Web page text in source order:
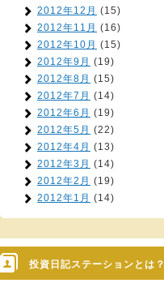
2012年12月 (15)
2012年11月 (16)
2012年10月 (15)
2012年9月 (19)
2012年8月 (15)
2012年7月 (14)
2012年6月 (19)
2012年5月 (22)
2012年4月 (13)
2012年3月 (14)
2012年2月 (19)
2012年1月 (14)
投資日記ステーションとは？